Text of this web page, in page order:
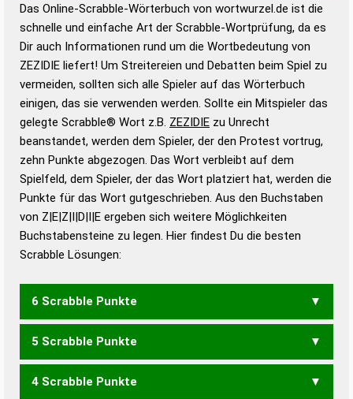
Wortwurzel liefert mit Hilfe eines semantischen
Wortanalyse-Algorithmus gute Anhaltspunkte zu
Wortbedeutung, Worttrennung und Wortform, um die
Gültigkeit eines Wortes für das Scrabble-Spiel zu
bestimmen!
zugelassene Turnier Scrabble-
Wörterbücher sind:
Duden – Standardwerk in 12 Bänden
Duden – Richtiges und gutes
Deutsch
Duden – Die deutsche Grammatik
Duden – Deutsches
Das Online-Scrabble-Wörterbuch von wortwurzel.de ist die
schnelle und einfache Art der Scrabble-Wortprüfung, da es
Dir auch Informationen rund um die Wortbedeutung von
ZEZIDIE liefert! Um Streitereien und Debatten beim Spiel zu
vermeiden, sollten sich alle Spieler auf das Wörterbuch
einigen, das sie verwenden werden. Sollte ein Mitspieler das
gelegte Scrabble® Wort z.B. ZEZIDIE zu Unrecht
beanstandet, werden dem Spieler, der den Protest vortrug,
zehn Punkte abgezogen. Das Wort verbleibt auf dem
Spielfeld, dem Spieler, der das Wort platziert hat, werden die
Punkte für das Wort gutgeschrieben. Aus den Buchstaben
von Z|E|Z|I|D|I|E ergeben sich weitere Möglichkeiten
Buchstabensteine zu legen. Hier findest Du die besten
Scrabble Lösungen:
6 Scrabble Punkte
DEEZ DEZE DEZI
5 Scrabble Punkte
DEZ
4 Scrabble Punkte